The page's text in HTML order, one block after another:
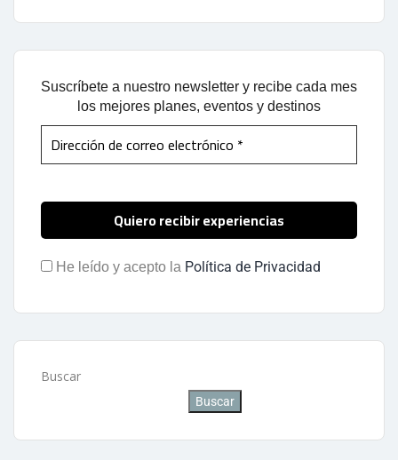
Suscríbete a nuestro newsletter y recibe cada mes
los mejores planes, eventos y destinos
He leído y acepto la Política de Privacidad
Buscar
Buscar